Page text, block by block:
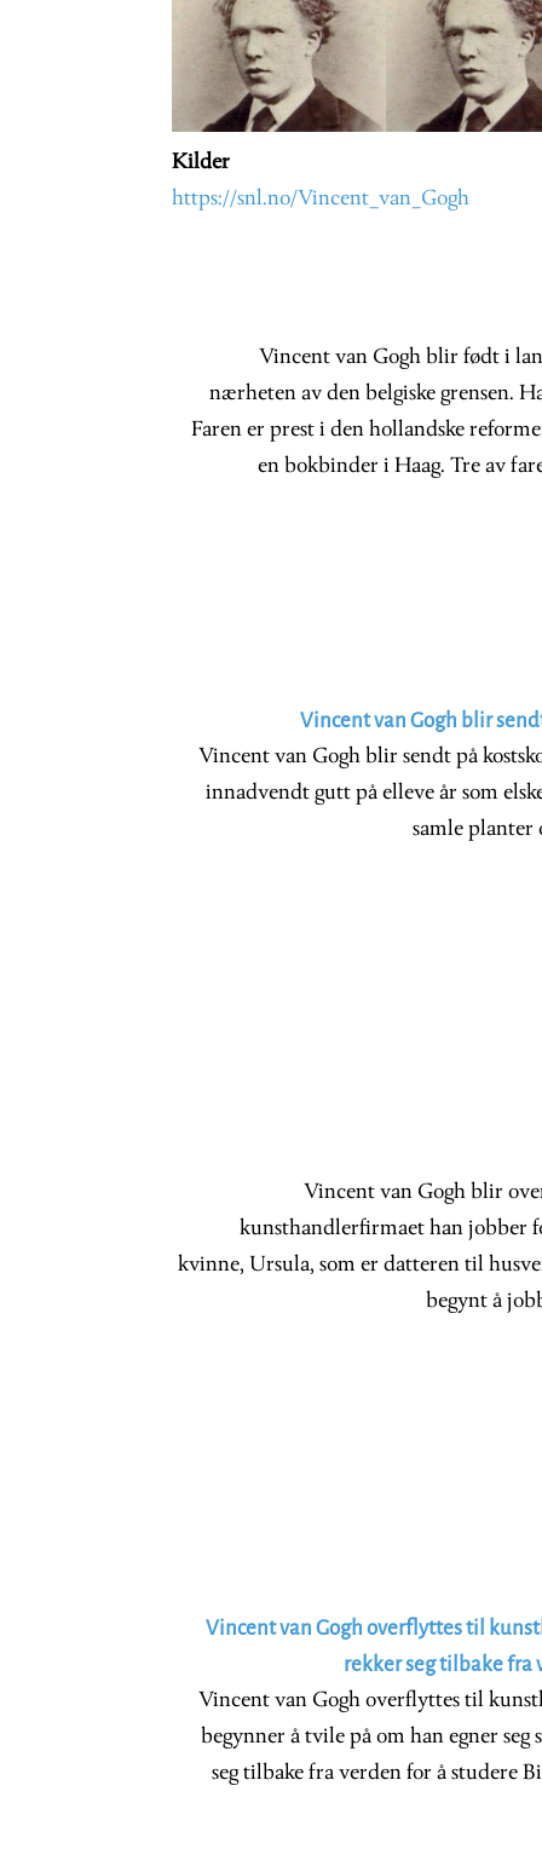
Kilder
https://snl.no/Vincent_van_Gogh
Vincent van Gogh blir født i
nærheten av den belgiske grensen.
Faren er prest i den hollandske
en bokbinder i Haag. Tre av
Vincent van Gogh blir
Vincent van Gogh blir sendt på
innadvendt gutt på elleve år som
samle planter
Vincent van Gogh blir
kunsthandlerfirmaet han jobber
kvinne, Ursula, som er datteren til
begynt å
Vincent van Gogh overflyttes til
rekker seg tilbake fra
Vincent van Gogh overflyttes til
begynner å tvile på om han egner
seg tilbake fra verden for å studere